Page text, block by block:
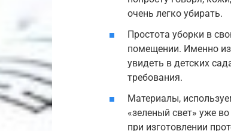
очень легко убирать.
Простота уборки в
помещении. Именно
увидеть в детских
требования.
Материалы,
«зеленый свет» уже
при изготовлении